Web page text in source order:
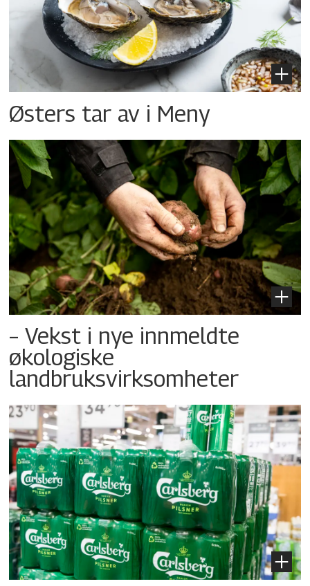
Østers tar av i Meny
– Vekst i nye innmeldte
økologiske
landbruksvirksomheter